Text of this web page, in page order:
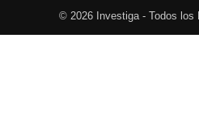
© 2026 Investiga - Todos los